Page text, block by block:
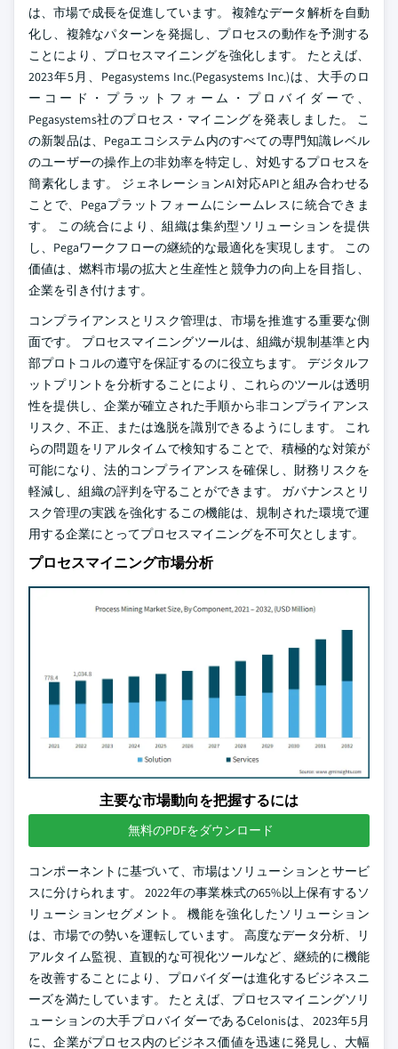
は、市場で成長を促進しています。 複雑なデータ解析を自動
化し、複雑なパターンを発掘し、プロセスの動作を予測する
ことにより、プロセスマイニングを強化します。 たとえば、
2023年5月、Pegasystems Inc.(Pegasystems Inc.)は、大手のロ
ーコード・プラットフォーム・プロバイダーで、
Pegasystems社のプロセス・マイニングを発表しました。 こ
の新製品は、Pegaエコシステム内のすべての専門知識レベル
のユーザーの操作上の非効率を特定し、対処するプロセスを
簡素化します。 ジェネレーションAI対応APIと組み合わせる
ことで、Pegaプラットフォームにシームレスに統合できま
す。 この統合により、組織は集約型ソリューションを提供
し、Pegaワークフローの継続的な最適化を実現します。 この
価値は、燃料市場の拡大と生産性と競争力の向上を目指し、
企業を引き付けます。
コンプライアンスとリスク管理は、市場を推進する重要な側
面です。 プロセスマイニングツールは、組織が規制基準と内
部プロトコルの遵守を保証するのに役立ちます。 デジタルフ
ットプリントを分析することにより、これらのツールは透明
性を提供し、企業が確立された手順から非コンプライアンス
リスク、不正、または逸脱を識別できるようにします。 これ
らの問題をリアルタイムで検知することで、積極的な対策が
可能になり、法的コンプライアンスを確保し、財務リスクを
軽減し、組織の評判を守ることができます。 ガバナンスとリ
スク管理の実践を強化するこの機能は、規制された環境で運
用する企業にとってプロセスマイニングを不可欠とします。
プロセスマイニング市場分析
主要な市場動向を把握するには
無料のPDFをダウンロード
コンポーネントに基づいて、市場はソリューションとサービ
スに分けられます。 2022年の事業株式の65%以上保有するソ
リューションセグメント。 機能を強化したソリューション
は、市場での勢いを運転しています。 高度なデータ分析、リ
アルタイム監視、直観的な可視化ツールなど、継続的に機能
を改善することにより、プロバイダーは進化するビジネスニ
ーズを満たしています。 たとえば、プロセスマイニングソリ
ューションの大手プロバイダーであるCelonisは、2023年5月
に、企業がプロセス内のビジネス価値を迅速に発見し、大幅